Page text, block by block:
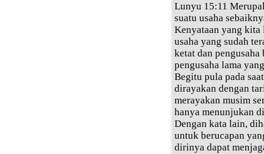
Lunyu 15:11
suatu usaha
Kenyataan yang
usaha yang sudah
ketat dan
pengusaha lama
Begitu pula pada
dirayakan dengan
merayakan musim
hanya menunjukan
Dengan kata lain,
untuk berucapan
dirinya dapat